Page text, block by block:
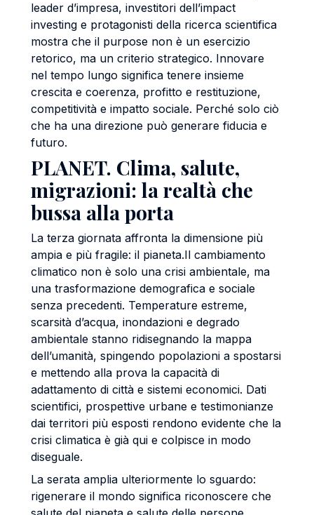
leader d’impresa, investitori dell’impact
investing e protagonisti della ricerca scientifica
mostra che il purpose non è un esercizio
retorico, ma un criterio strategico. Innovare
nel tempo lungo significa tenere insieme
crescita e coerenza, profitto e restituzione,
competitività e impatto sociale. Perché solo ciò
che ha una direzione può generare fiducia e
futuro.
PLANET. Clima, salute,
migrazioni: la realtà che
bussa alla porta
La terza giornata affronta la dimensione più
ampia e più fragile: il pianeta.Il cambiamento
climatico non è solo una crisi ambientale, ma
una trasformazione demografica e sociale
senza precedenti. Temperature estreme,
scarsità d’acqua, inondazioni e degrado
ambientale stanno ridisegnando la mappa
dell’umanità, spingendo popolazioni a spostarsi
e mettendo alla prova la capacità di
adattamento di città e sistemi economici. Dati
scientifici, prospettive urbane e testimonianze
dai territori più esposti rendono evidente che la
crisi climatica è già qui e colpisce in modo
diseguale.
La serata amplia ulteriormente lo sguardo:
rigenerare il mondo significa riconoscere che